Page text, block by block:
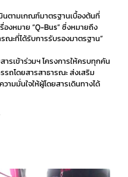
นตามเกณฑ์มาตรฐานเบื้องต้นที่
องหมาย “Q-Bus” ซึ่งหมายถึง
ณะที่ได้รับการรับรองมาตรฐาน”
รเข้าร่วมฯ โครงการให้ครบทุกคัน
รถโดยสารสาธารณะ ส่งเสริม
ามมั่นใจให้ผู้โดยสารเดินทางได้